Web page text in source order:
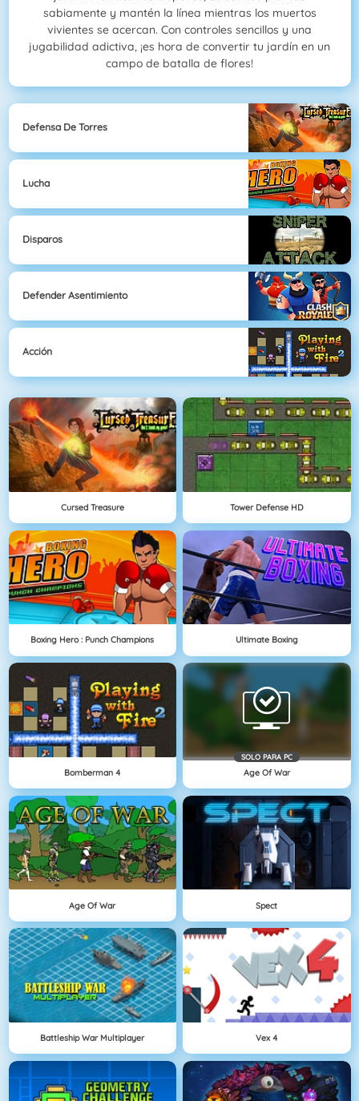
sabiamente y mantén la línea mientras los muertos
vivientes se acercan. Con controles sencillos y una
jugabilidad adictiva, ¡es hora de convertir tu jardín en un
campo de batalla de flores!
Defensa De Torres
Lucha
Disparos
Defender Asentimiento
Acción
Cursed Treasure Tower Defense HD
Boxing Hero : Punch Champions Ultimate Boxing
Bomberman 4
SOLO PARA PC
Age Of War
Age Of War Spect
Battleship War Multiplayer Vex 4